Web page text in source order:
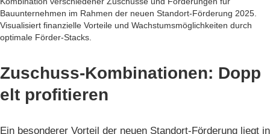
Zuschuss-Kombinationen: Dopp
elt profitieren
Ein besonderer Vorteil der neuen Standort-Förderung liegt in